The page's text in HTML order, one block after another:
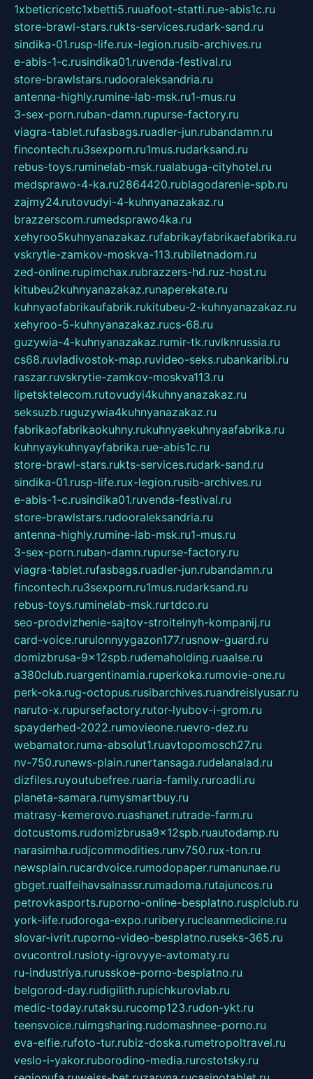
1xbeticricetc1xbetti5.ruuafoot-statti.rue-abis1c.ru
store-brawl-stars.rukts-services.rudark-sand.ru
sindika-01.rusp-life.rux-legion.rusib-archives.ru
e-abis-1-c.rusindika01.ruvenda-festival.ru
store-brawlstars.rudooraleksandria.ru
antenna-highly.rumine-lab-msk.ru1-mus.ru
3-sex-porn.ruban-damn.rupurse-factory.ru
viagra-tablet.rufasbags.ruadler-jun.rubandamn.ru
fincontech.ru3sexporn.ru1mus.rudarksand.ru
rebus-toys.ruminelab-msk.rualabuga-cityhotel.ru
medsprawo-4-ka.ru2864420.rublagodarenie-spb.ru
zajmy24.rutovudyi-4-kuhnyanazakaz.ru
brazzerscom.rumedsprawo4ka.ru
xehyroo5kuhnyanazakaz.rufabrikayfabrikaefabrika.ru
vskrytie-zamkov-moskva-113.rubiletnadom.ru
zed-online.rupimchax.rubrazzers-hd.ruz-host.ru
kitubeu2kuhnyanazakaz.runaperekate.ru
kuhnyaofabrikaufabrik.rukitubeu-2-kuhnyanazakaz.ru
xehyroo-5-kuhnyanazakaz.rucs-68.ru
guzywia-4-kuhnyanazakaz.rumir-tk.ruvlknrussia.ru
cs68.ruvladivostok-map.ruvideo-seks.rubankaribi.ru
raszar.ruvskrytie-zamkov-moskva113.ru
lipetsktelecom.rutovudyi4kuhnyanazakaz.ru
seksuzb.ruguzywia4kuhnyanazakaz.ru
fabrikaofabrikaokuhny.rukuhnyaekuhnyaafabrika.ru
kuhnyaykuhnyayfabrika.rue-abis1c.ru
store-brawl-stars.rukts-services.rudark-sand.ru
sindika-01.rusp-life.rux-legion.rusib-archives.ru
e-abis-1-c.rusindika01.ruvenda-festival.ru
store-brawlstars.rudooraleksandria.ru
antenna-highly.rumine-lab-msk.ru1-mus.ru
3-sex-porn.ruban-damn.rupurse-factory.ru
viagra-tablet.rufasbags.ruadler-jun.rubandamn.ru
fincontech.ru3sexporn.ru1mus.rudarksand.ru
rebus-toys.ruminelab-msk.rurtdco.ru
seo-prodvizhenie-sajtov-stroitelnyh-kompanij.ru
card-voice.rurulonnyygazon177.rusnow-guard.ru
domizbrusa-9x12spb.rudemaholding.ruaalse.ru
a380club.ruargentinamia.ruperkoka.rumovie-one.ru
perk-oka.rug-octopus.rusibarchives.ruandreislyusar.ru
naruto-x.rupursefactory.rutor-lyubov-i-grom.ru
spayderhed-2022.rumovieone.ruevro-dez.ru
webamator.ruma-absolut1.ruavtopomosch27.ru
nv-750.runews-plain.runertansaga.rudelanalad.ru
dizfiles.ruyoutubefree.ruaria-family.ruroadli.ru
planeta-samara.rumysmartbuy.ru
matrasy-kemerovo.ruashanet.rutrade-farm.ru
dotcustoms.rudomizbrusa9x12spb.ruautodamp.ru
narasimha.rudjcommodities.runv750.rux-ton.ru
newsplain.rucardvoice.rumodopaper.rumanunae.ru
gbget.rualfeihavsalnassr.rumadoma.rutajuncos.ru
petrovkasports.ruporno-online-besplatno.rusplclub.ru
york-life.rudoroga-expo.ruribery.rucleanmedicine.ru
slovar-ivrit.ruporno-video-besplatno.ruseks-365.ru
ovucontrol.rusloty-igrovyye-avtomaty.ru
ru-industriya.rurusskoe-porno-besplatno.ru
belgorod-day.rudigilith.rupichkurovlab.ru
medic-today.rutaksu.rucomp123.rudon-ykt.ru
teensvoice.ruimgsharing.rudomashnee-porno.ru
eva-elfie.rufoto-tur.rubiz-doska.rumetropoltravel.ru
veslo-i-yakor.ruborodino-media.rurostotsky.ru